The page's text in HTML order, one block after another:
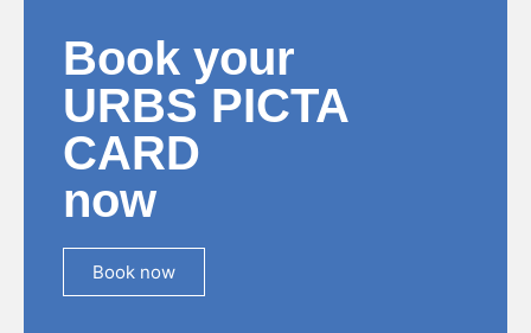
Book your
URBS PICTA
CARD
now
Book now